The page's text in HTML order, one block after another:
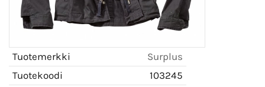
Tuotemerkki
Surplus
Tuotekoodi
103245